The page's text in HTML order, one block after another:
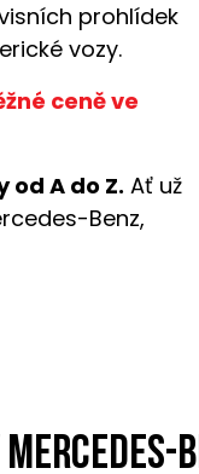
prohlídek
vozy.
ceně ve
A do Z. Ať už
Benz,